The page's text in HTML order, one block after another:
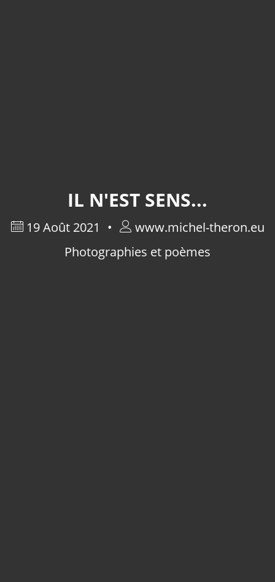
IL N'EST SENS...
19 Août 2021
www.michel-theron.eu
Photographies et poèmes